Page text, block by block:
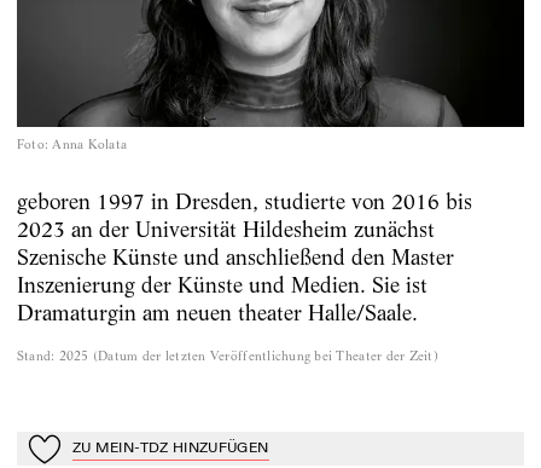
Foto: Anna Kolata
geboren 1997 in Dresden, studierte von 2016 bis
2023 an der Universität Hildesheim zunächst
Szenische Künste und anschließend den Master
Inszenierung der Künste und Medien. Sie ist
Dramaturgin am neuen theater Halle/Saale.
Stand: 2025 ( Datum der letzten Veröffentlichung bei Theater der Zeit )
Zu Mein-TdZ hinzufügen
ZU MEIN-TDZ HINZUFÜGEN